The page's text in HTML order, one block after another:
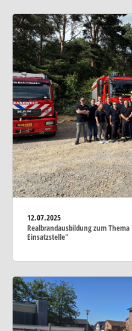
12.07.2025
Realbrandausbildung zum
Einsatzstelle"